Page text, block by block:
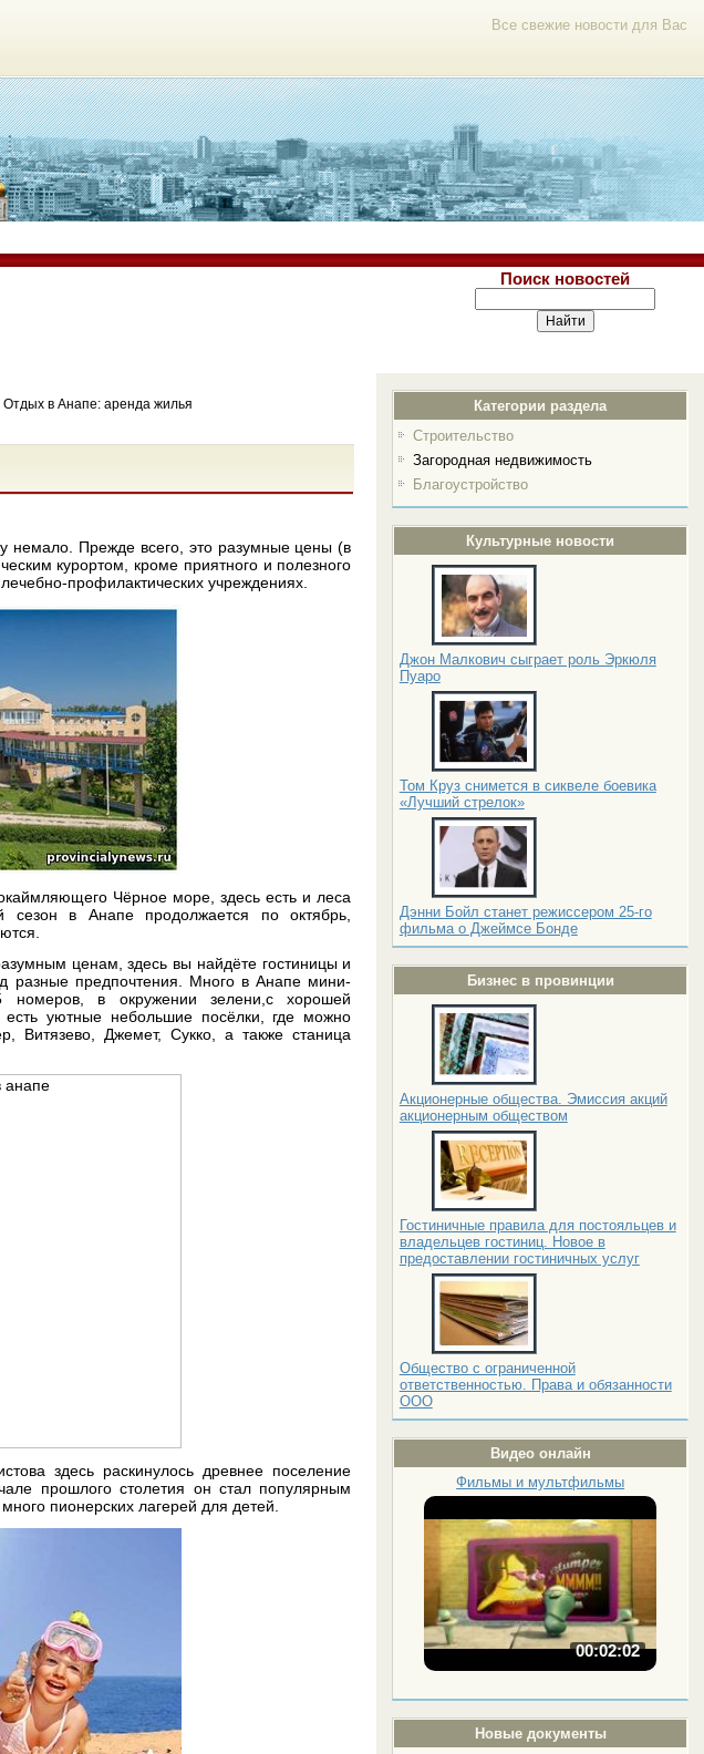
Все свежие новости для Вас
Поиск новостей
Категории раздела
Строительство
Загородная недвижимость
Благоустройство
Культурные новости
Джон Малкович сыграет роль Эркюля
Пуаро
Том Круз снимется в сиквеле боевика
«Лучший стрелок»
Дэнни Бойл станет режиссером 25-го
фильма о Джеймсе Бонде
Бизнес в провинции
Акционерные общества. Эмиссия акций
акционерным обществом
Гостиничные правила для постояльцев и
владельцев гостиниц. Новое в
предоставлении гостиничных услуг
Общество с ограниченной
ответственностью. Права и обязанности
ООО
Видео онлайн
Фильмы и мультфильмы
00:02:02
Новые документы
Отдых в Анапе: аренда жилья
немало. Прежде всего, это разумные цены (в
курортом, кроме приятного и полезного
профилактических учреждениях.
Чёрное море, здесь есть и леса
сезон в Анапе продолжается по октябрь,
ценам, здесь вы найдёте гостиницы и
разные предпочтения. Много в Анапе мини-
в окружении зелени,с хорошей
уютные небольшие посёлки, где можно
Витязево, Джемет, Сукко, а также станица
здесь раскинулось древнее поселение
прошлого столетия он стал популярным
пионерских лагерей для детей.